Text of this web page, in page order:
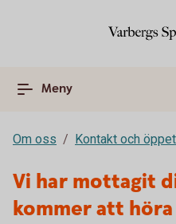
Meny
Om oss Kontakt och
Vi har mottagit
kommer att höra